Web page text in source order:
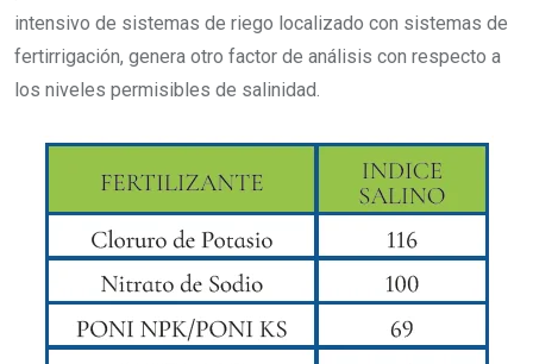
intensivo de sistemas de riego localizado con sistemas de
fertirrigación, genera otro factor de análisis con respecto a
los niveles permisibles de salinidad.